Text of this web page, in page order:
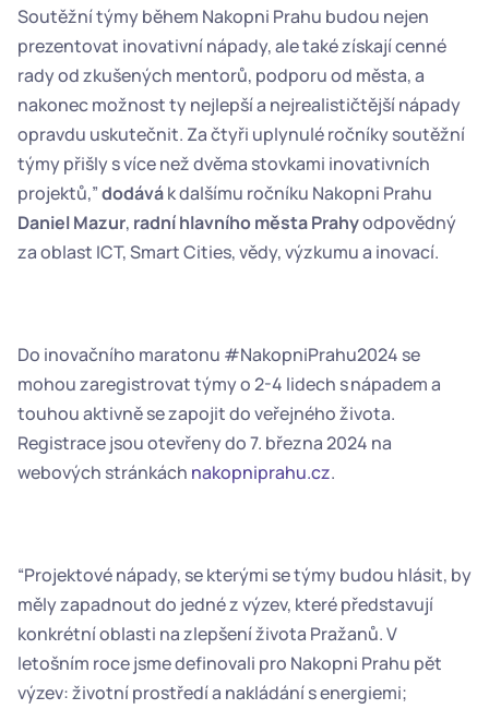
Soutěžní týmy během Nakopni Prahu budou nejen
prezentovat inovativní nápady, ale také získají cenné
rady od zkušených mentorů, podporu od města, a
nakonec možnost ty nejlepší a nejrealističtější nápady
opravdu uskutečnit. Za čtyři uplynulé ročníky soutěžní
týmy přišly s více než dvěma stovkami inovativních
projektů,” dodává
Daniel Mazur, radní hlavního města Prahy odpovědný
za oblast ICT, Smart Cities, vědy, výzkumu a inovací.
Do inovačního maratonu #NakopniPrahu2024 se
mohou zaregistrovat týmy o 2-4 lidech s nápadem a
touhou aktivně se zapojit do veřejného života.
Registrace jsou otevřeny do 7. března 2024 na
webových stránkách nakopniprahu.cz.
“Projektové nápady, se kterými se týmy budou hlásit, by
měly zapadnout do jedné z výzev, které představují
konkrétní oblasti na zlepšení života Pražanů. V
letošním roce jsme definovali pro Nakopni Prahu pět
výzev: životní prostředí a nakládání s energiemi;